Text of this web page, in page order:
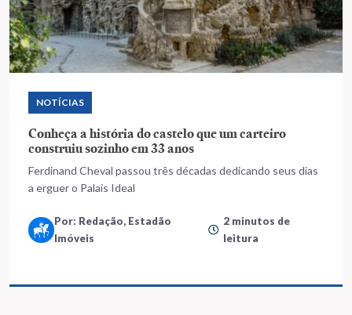
NOTÍCIAS
Conheça a história do castelo que um carteiro
construiu sozinho em 33 anos
Ferdinand Cheval passou três décadas dedicando seus dias
a erguer o Palais Ideal
Por: Redação, Estadão
Imóveis
2 minutos de
leitura